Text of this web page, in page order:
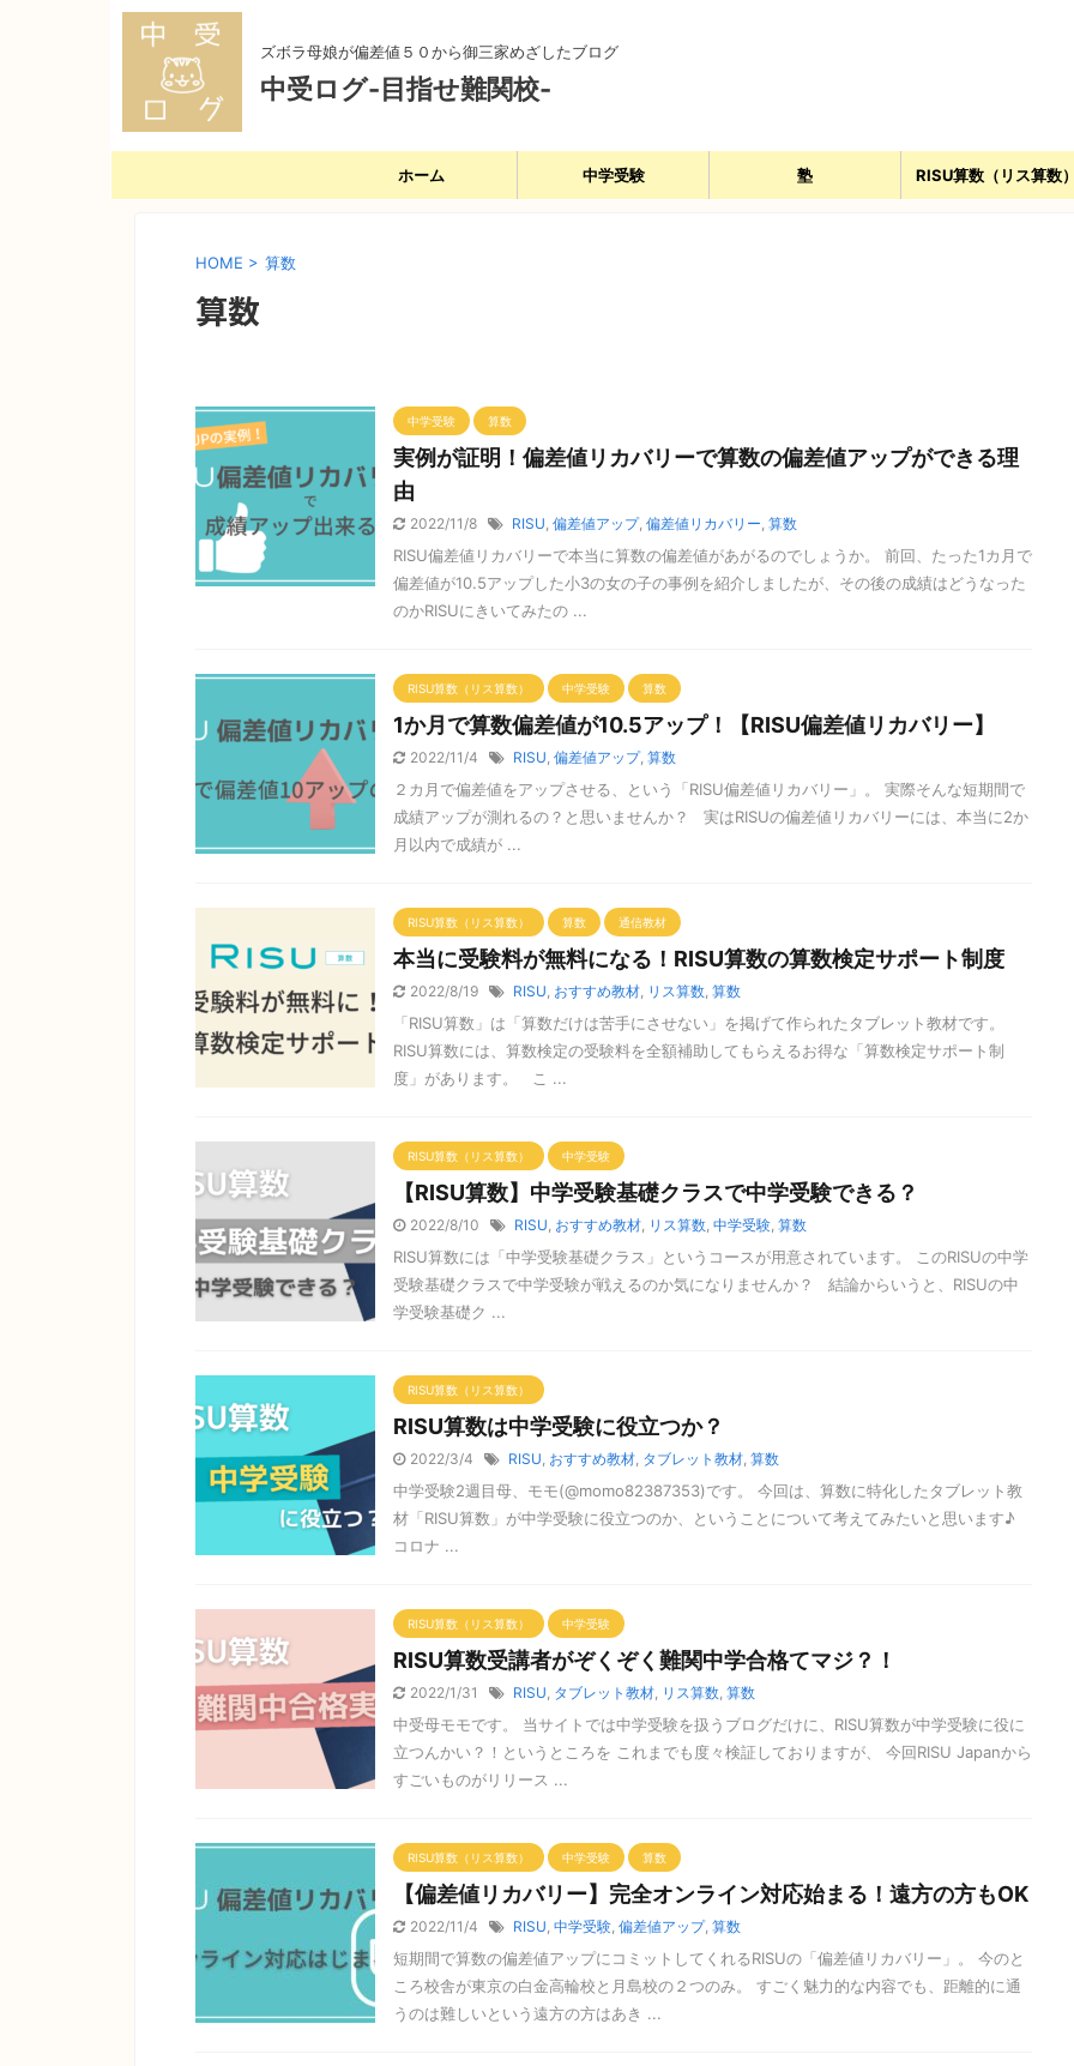
ズボラ母娘が偏差値５０から御三家めざしたブログ
中受ログ-目指せ難関校-
ホーム 中学受験 塾 RISU算数（リス算数
HOME > 算数
算数
中学受験 算数
実例が証明！偏差値リカバリーで算数の偏差値アップができる理
由
2022/11/8 RISU, 偏差値アップ, 偏差値リカバリー, 算数
RISU偏差値リカバリーで本当に算数の偏差値があがるのでしょうか。 前回、たった1カ月で
偏差値が10.5アップした小3の女の子の事例を紹介しましたが、その後の成績はどうなった
のかRISUにきいてみたの ...
RISU算数（リス算数） 中学受験 算数
1か月で算数偏差値が10.5アップ！【RISU偏差値リカバリー】
2022/11/4 RISU, 偏差値アップ, 算数
２カ月で偏差値をアップさせる、という「RISU偏差値リカバリー」。 実際そんな短期間で
成績アップが測れるの？と思いませんか？ 実はRISUの偏差値リカバリーには、本当に2か
月以内で成績が ...
RISU算数（リス算数） 算数 通信教材
本当に受験料が無料になる！RISU算数の算数検定サポート制度
2022/8/19 RISU, おすすめ教材, リス算数, 算数
「RISU算数」は「算数だけは苦手にさせない」を掲げて作られたタブレット教材です。
RISU算数には、算数検定の受験料を全額補助してもらえるお得な「算数検定サポート制
度」があります。 こ ...
RISU算数（リス算数） 中学受験
【RISU算数】中学受験基礎クラスで中学受験できる？
2022/8/10 RISU, おすすめ教材, リス算数, 中学受験, 算数
RISU算数には「中学受験基礎クラス」というコースが用意されています。 このRISUの中学
受験基礎クラスで中学受験が戦えるのか気になりませんか？ 結論からいうと、RISUの中
学受験基礎ク ...
RISU算数（リス算数）
RISU算数は中学受験に役立つか？
2022/3/4 RISU, おすすめ教材, タブレット教材, 算数
中学受験2週目母、モモ(@momo82387353)です。 今回は、算数に特化したタブレット教
材「RISU算数」が中学受験に役立つのか、ということについて考えてみたいと思います♪
コロナ ...
RISU算数（リス算数） 中学受験
RISU算数受講者がぞくぞく難関中学合格てマジ？！
2022/1/31 RISU, タブレット教材, リス算数, 算数
中受母モモです。 当サイトでは中学受験を扱うブログだけに、RISU算数が中学受験に役に
立つんかい？！というところを これまでも度々検証しておりますが、 今回RISU Japanから
すごいものがリリース ...
RISU算数（リス算数） 中学受験 算数
【偏差値リカバリー】完全オンライン対応始まる！遠方の方もOK
2022/11/4 RISU, 中学受験, 偏差値アップ, 算数
短期間で算数の偏差値アップにコミットしてくれるRISUの「偏差値リカバリー」。 今のと
ころ校舎が東京の白金高輪校と月島校の２つのみ。 すごく魅力的な内容でも、距離的に通
うのは難しいという遠方の方はあき ...